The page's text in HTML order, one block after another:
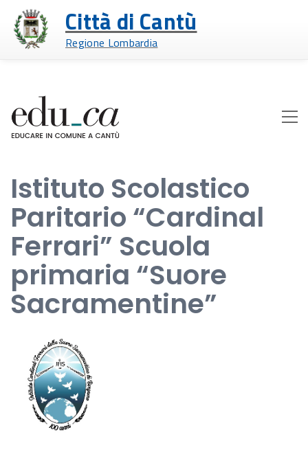
Città di Cantù
Regione Lombardia
Istituto Scolastico
Paritario “Cardinal
Ferrari” Scuola
primaria “Suore
Sacramentine”